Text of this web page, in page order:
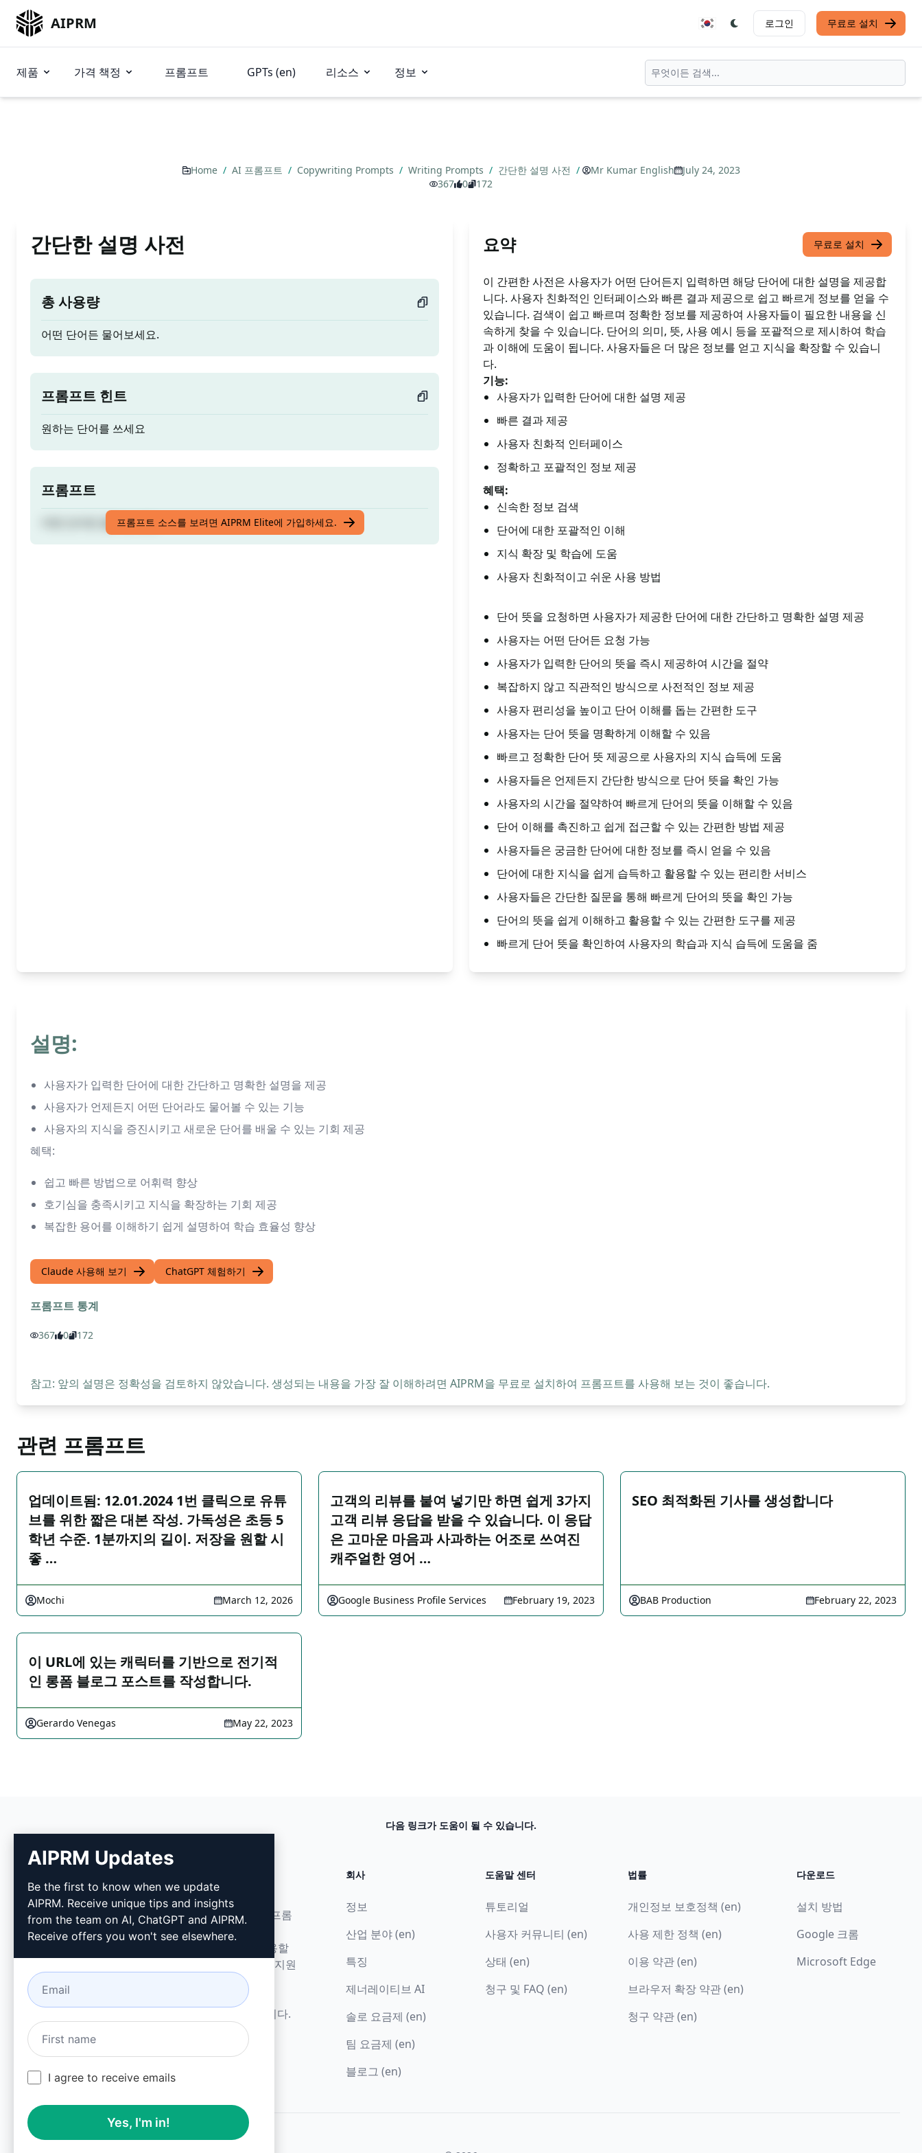
AIPRM 로그인 무료로 설치
제품 가격 책정 프롬프트 GPTs (en) 리소스 정보
Home / AI 프롬프트 / Copywriting Prompts / Writing Prompts / 간단한 설명 사전 / Mr Kumar English
July 24, 2023
367
0 172
간단한 설명 사전
총 사용량
어떤 단어든 물어보세요.
프롬프트 힌트
원하는 단어를 쓰세요
프롬프트
어떤 단어든 물어보세요.프롬프트 소스를 보려면 AIPRM Elite에 가입하세요.
요약 무료로 설치
이 간편한 사전은 사용자가 어떤 단어든지 입력하면 해당 단어에 대한 설명을 제공합
니다. 사용자 친화적인 인터페이스와 빠른 결과 제공으로 쉽고 빠르게 정보를 얻을 수
있습니다. 검색이 쉽고 빠르며 정확한 정보를 제공하여 사용자들이 필요한 내용을 신
속하게 찾을 수 있습니다. 단어의 의미, 뜻, 사용 예시 등을 포괄적으로 제시하여 학습
과 이해에 도움이 됩니다. 사용자들은 더 많은 정보를 얻고 지식을 확장할 수 있습니
다.
기능:
사용자가 입력한 단어에 대한 설명 제공
빠른 결과 제공
사용자 친화적 인터페이스
정확하고 포괄적인 정보 제공
혜택:
신속한 정보 검색
단어에 대한 포괄적인 이해
지식 확장 및 학습에 도움
사용자 친화적이고 쉬운 사용 방법
단어 뜻을 요청하면 사용자가 제공한 단어에 대한 간단하고 명확한 설명 제공
사용자는 어떤 단어든 요청 가능
사용자가 입력한 단어의 뜻을 즉시 제공하여 시간을 절약
복잡하지 않고 직관적인 방식으로 사전적인 정보 제공
사용자 편리성을 높이고 단어 이해를 돕는 간편한 도구
사용자는 단어 뜻을 명확하게 이해할 수 있음
빠르고 정확한 단어 뜻 제공으로 사용자의 지식 습득에 도움
사용자들은 언제든지 간단한 방식으로 단어 뜻을 확인 가능
사용자의 시간을 절약하여 빠르게 단어의 뜻을 이해할 수 있음
단어 이해를 촉진하고 쉽게 접근할 수 있는 간편한 방법 제공
사용자들은 궁금한 단어에 대한 정보를 즉시 얻을 수 있음
단어에 대한 지식을 쉽게 습득하고 활용할 수 있는 편리한 서비스
사용자들은 간단한 질문을 통해 빠르게 단어의 뜻을 확인 가능
단어의 뜻을 쉽게 이해하고 활용할 수 있는 간편한 도구를 제공
빠르게 단어 뜻을 확인하여 사용자의 학습과 지식 습득에 도움을 줌
설명:
사용자가 입력한 단어에 대한 간단하고 명확한 설명을 제공
사용자가 언제든지 어떤 단어라도 물어볼 수 있는 기능
사용자의 지식을 증진시키고 새로운 단어를 배울 수 있는 기회 제공
혜택:
쉽고 빠른 방법으로 어휘력 향상
호기심을 충족시키고 지식을 확장하는 기회 제공
복잡한 용어를 이해하기 쉽게 설명하여 학습 효율성 향상
Claude 사용해 보기 ChatGPT 체험하기
프롬프트 통계
367 0 172
참고: 앞의 설명은 정확성을 검토하지 않았습니다. 생성되는 내용을 가장 잘 이해하려면 AIPRM을 무료로 설치하여 프롬프트를 사용해 보는 것이 좋습니다.
관련 프롬프트
업데이트됨: 12.01.2024 1번 클릭으로 유튜
브를 위한 짧은 대본 작성. 가독성은 초등 5
학년 수준. 1분까지의 길이. 저장을 원할 시
좋 …
Mochi March 12, 2026
고객의 리뷰를 붙여 넣기만 하면 쉽게 3가지
고객 리뷰 응답을 받을 수 있습니다. 이 응답
은 고마운 마음과 사과하는 어조로 쓰여진
캐주얼한 영어 …
Google Business Profile Services February 19, 2023
SEO 최적화된 기사를 생성합니다
BAB Production February 22, 2023
이 URL에 있는 캐릭터를 기반으로 전기적
인 롱폼 블로그 포스트를 작성합니다.
Gerardo Venegas May 22, 2023
다음 링크가 도움이 될 수 있습니다.
AIPRM
AIPRM은 프롬프트 관리 도구이자 커뮤니티 주도의 프롬
프트 라이브러리입니다. ChatGPT, Claude, Gemini,
Midjourney, GPT Image 등 다양한 도구에 바로 사용할
수 있는 프롬프트로 마케팅, 영업, 운영, 생산성, 고객 지원
업무를 몇 분 만에 완료하세요.
중소기업을 위해 설계되었습니다. 대기업도 신뢰합니다.
회사
정보
산업 분야 (en)
특징
제너레이티브 AI
솔로 요금제 (en)
팀 요금제 (en)
블로그 (en)
도움말 센터
튜토리얼
사용자 커뮤니티 (en)
상태 (en)
청구 및 FAQ (en)
법률
개인정보 보호정책 (en)
사용 제한 정책 (en)
이용 약관 (en)
브라우저 확장 약관 (en)
청구 약관 (en)
다운로드
설치 방법
Google 크롬
Microsoft Edge
AIPRM Updates
Be the first to know when we update
AIPRM. Receive unique tips and insights
from the team on AI, ChatGPT and AIPRM.
Receive offers you won't see elsewhere.
I agree to receive emails
Yes, I'm in!